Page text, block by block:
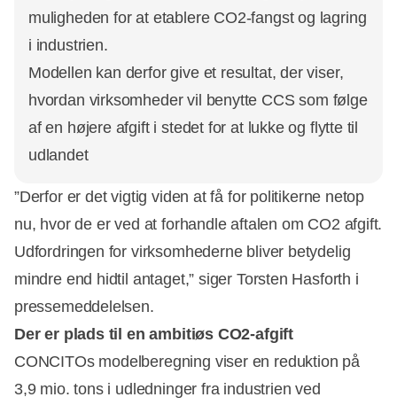
muligheden for at etablere CO2-fangst og lagring
i industrien.
Modellen kan derfor give et resultat, der viser,
hvordan virksomheder vil benytte CCS som følge
af en højere afgift i stedet for at lukke og flytte til
udlandet
”Derfor er det vigtig viden at få for politikerne netop
nu, hvor de er ved at forhandle aftalen om CO2 afgift.
Udfordringen for virksomhederne bliver betydelig
mindre end hidtil antaget,” siger Torsten Hasforth i
pressemeddelelsen.
Der er plads til en ambitiøs CO2-afgift
CONCITOs modelberegning viser en reduktion på
3,9 mio. tons i udledninger fra industrien ved